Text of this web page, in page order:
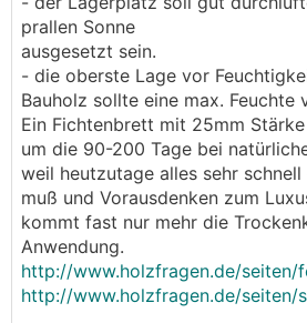
prallen Sonne
ausgesetzt sein.
- die oberste Lage vor
Bauholz sollte eine max. Feuchte
Ein Fichtenbrett mit 25mm
um die 90-200 Tage bei
weil heutzutage alles sehr schnell
muß und Vorausdenken zum
kommt fast nur mehr die
Anwendung.
http://www.holzfragen.de/seiten/
http://www.holzfragen.de/seiten/